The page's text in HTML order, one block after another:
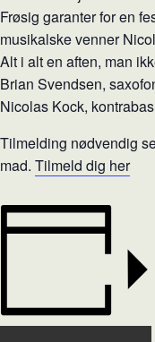
Frøsig garanter for en
musikalske venner
Alt i alt en aften, man
Brian Svendsen,
Nicolas Kock,
Tilmelding nødvendig
mad. Tilmeld dig her